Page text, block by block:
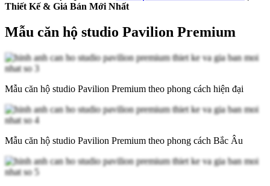
Thiết Kế & Giá Bán Mới Nhất
Mẫu căn hộ studio Pavilion Premium
Mẫu căn hộ studio Pavilion Premium theo phong cách hiện đại
Mẫu căn hộ studio Pavilion Premium theo phong cách Bắc Âu